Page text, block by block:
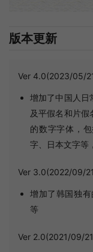
版本更新
Ver 4.0(2023/05/
增加了中国人日
及平假名和片
的数字字体，
字、日本文字等
Ver 3.0(2022/09/
增加了韩国独
等
Ver 2.0(2021/09/